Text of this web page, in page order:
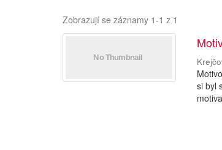
Zobrazují se záznamy 1-1 z 1
si byl